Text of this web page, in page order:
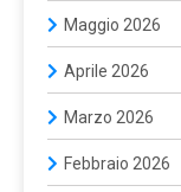
Maggio 2026
Aprile 2026
Marzo 2026
Febbraio 2026